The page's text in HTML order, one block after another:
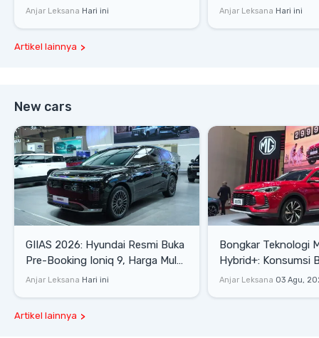
Rp1,49 Miliar
Anjar Leksana Hari ini
SE hingga Gran
Anjar Leksana Hari ini
Artikel lainnya
New cars
GIIAS 2026: Hyundai Resmi Buka
Pre-Booking Ioniq 9, Harga Mulai
Rp1,49 Miliar
Anjar Leksana Hari ini
Bongkar Teknologi
Hybrid+: Konsumsi
Tembus 27,7 Km/
Anjar Leksana 03 Agu,
Artikel lainnya